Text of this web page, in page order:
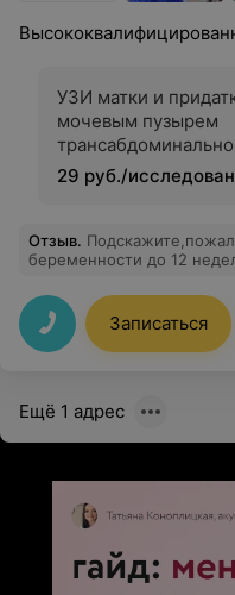
УЗИ матки и
мочевым пузырем
трансвагинально
29 руб./
Отзыв.
беременности до 12
Записаться
Ещё 1 адрес